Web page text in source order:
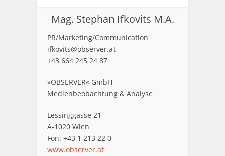
Mag. Stephan Ifkovits M.A.
PR/Marketing/Communication
ifkovits@observer.at
+43 664 245 24 87
»OBSERVER« GmbH
Medienbeobachtung & Analyse
Lessinggasse 21
A-1020 Wien
Fon: +43 1 213 22 0
www.observer.at